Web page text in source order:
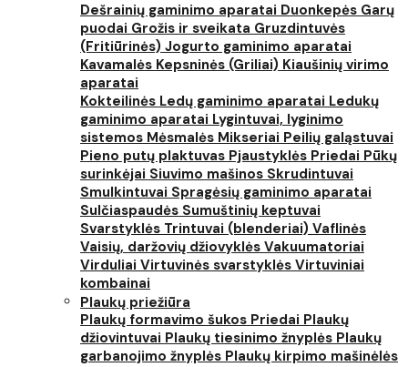
Dešrainių gaminimo aparatai Duonkepės Garų
puodai Grožis ir sveikata Gruzdintuvės
(Fritiūrinės) Jogurto gaminimo aparatai
Kavamalės Kepsninės (Griliai) Kiaušinių virimo
aparatai
Kokteilinės Ledų gaminimo aparatai Ledukų
gaminimo aparatai Lygintuvai, lyginimo
sistemos Mėsmalės Mikseriai Peilių galąstuvai
Pieno putų plaktuvas Pjaustyklės Priedai Pūkų
surinkėjai Siuvimo mašinos Skrudintuvai
Smulkintuvai Spragėsių gaminimo aparatai
Sulčiaspaudės Sumuštinių keptuvai
Svarstyklės Trintuvai (blenderiai) Vaflinės
Vaisių, daržovių džiovyklės Vakuumatoriai
Virduliai Virtuvinės svarstyklės Virtuviniai
kombainai
Plaukų priežiūra
Plaukų formavimo šukos Priedai Plaukų
džiovintuvai Plaukų tiesinimo žnyplės Plaukų
garbanojimo žnyplės Plaukų kirpimo mašinėlės